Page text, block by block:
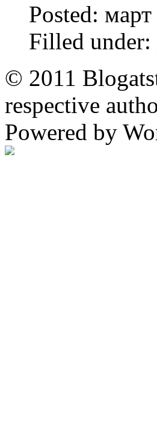
Posted:
Filled under:
© 2011
respective
Powered by